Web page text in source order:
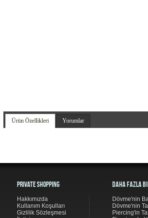
Ürün Özellikleri Yorumlar
Private Shopping
Hakkımızda
Kullanım Koşulları
Gizlilik Sözleşmesi
Daha Fazla
Dövme'nin
Dövme'nin
Piercing'in